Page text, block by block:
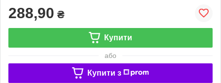
288,90 ₴
Купити
або
Купити з